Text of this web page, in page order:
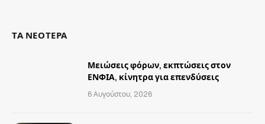
ΤΑ ΝΕΟΤΕΡΑ
Μειώσεις φόρων, εκπτώσεις στον
ΕΝΦΙΑ, κίνητρα για επενδύσεις
6 Αυγούστου, 2026